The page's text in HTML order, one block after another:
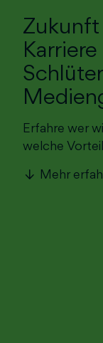
Erfahre wer
welche
Mehr